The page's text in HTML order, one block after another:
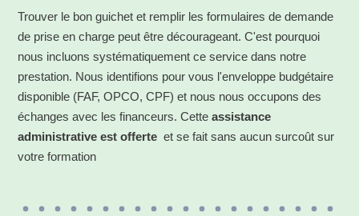
Trouver le bon guichet et remplir les formulaires de demande
de prise en charge peut être décourageant. C'est pourquoi
nous incluons systématiquement ce service dans notre
prestation. Nous identifions pour vous l'enveloppe budgétaire
disponible (FAF, OPCO, CPF) et nous nous occupons des
échanges avec les financeurs. Cette assistance
administrative est offerte et se fait sans aucun surcoût sur
votre formation